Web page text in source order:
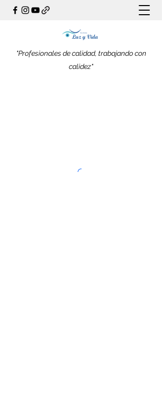
"Profesionales de calidad, trabajando con
calidez"